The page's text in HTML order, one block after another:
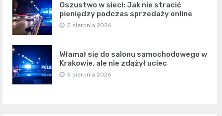
Oszustwo w sieci: Jak nie stracić
pieniędzy podczas sprzedaży online
5 sierpnia 2026
Włamał się do salonu samochodowego w
Krakowie, ale nie zdążył uciec
5 sierpnia 2026